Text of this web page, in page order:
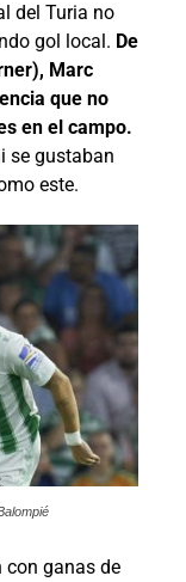
del Turia no
gol local. De
Marc
que no
en el campo.
se gustaban
este.
con ganas de